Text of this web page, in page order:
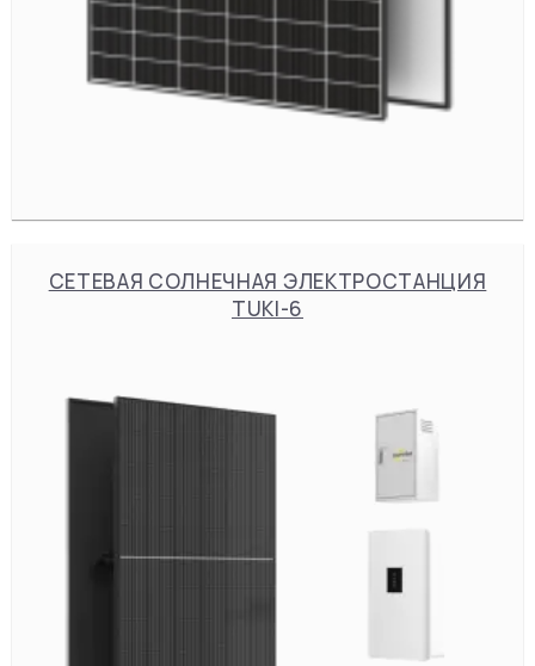
СЕТЕВАЯ СОЛНЕЧНАЯ ЭЛЕКТРОСТАНЦИЯ
TUKI-6